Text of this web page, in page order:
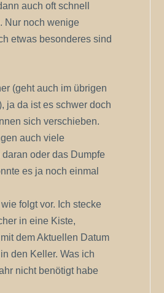
auch oft schnell
Nur noch wenige
etwas besonderes sind
(geht auch im übrigen
ja da ist es schwer doch
sich verschieben.
auch viele
oder das Dumpfe
es ja noch einmal
folgt vor. Ich stecke
in eine Kiste,
dem Aktuellen Datum
den Keller. Was ich
nicht benötigt habe